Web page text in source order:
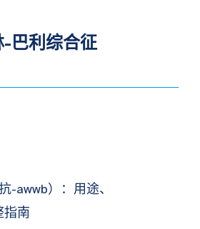
巴利综合征
-awwb）：用途、
指南